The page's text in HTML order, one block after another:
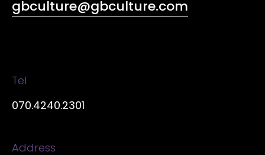
gbculture@gbculture.com
Tel
070.4240.2301
Address